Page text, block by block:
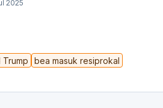
Trump
bea masuk resiprokal
2025